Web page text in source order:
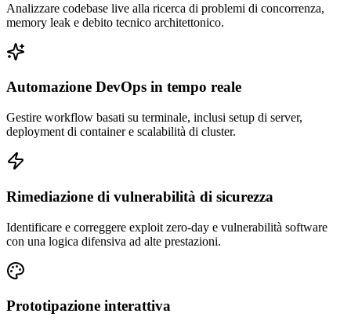
Analizzare codebase live alla ricerca di problemi di concorrenza,
memory leak e debito tecnico architettonico.
Automazione DevOps in tempo reale
Gestire workflow basati su terminale, inclusi setup di server,
deployment di container e scalabilità di cluster.
Rimediazione di vulnerabilità di sicurezza
Identificare e correggere exploit zero-day e vulnerabilità software
con una logica difensiva ad alte prestazioni.
Prototipazione interattiva